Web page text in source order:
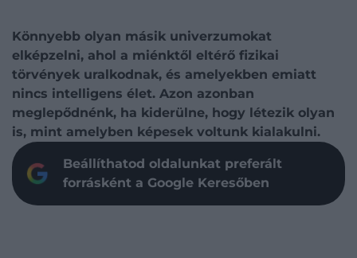
Könnyebb olyan másik univerzumokat
elképzelni, ahol a miénktől eltérő fizikai
törvények uralkodnak, és amelyekben emiatt
nincs intelligens élet. Azon azonban
meglepődnénk, ha kiderülne, hogy létezik olyan
is, mint amelyben képesek voltunk kialakulni.
Beállíthatod oldalunkat preferált
forrásként a Google Keresőben